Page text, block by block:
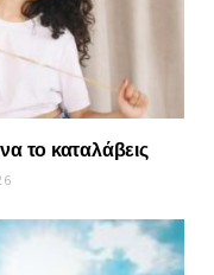
το καταλάβεις